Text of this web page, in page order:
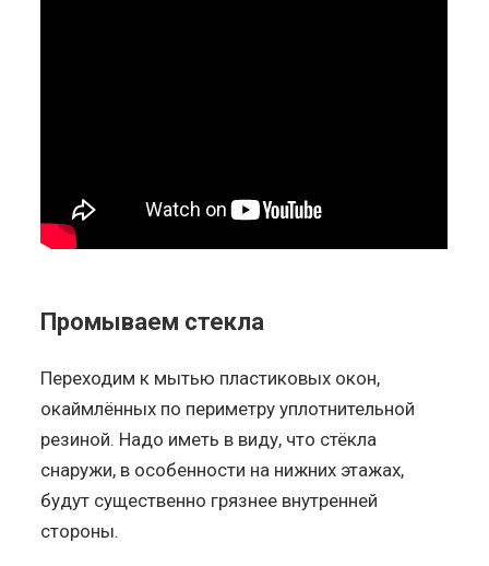
Промываем стекла
Переходим к мытью пластиковых окон,
окаймлённых по периметру уплотнительной
резиной. Надо иметь в виду, что стёкла
снаружи, в особенности на нижних этажах,
будут существенно грязнее внутренней
стороны.